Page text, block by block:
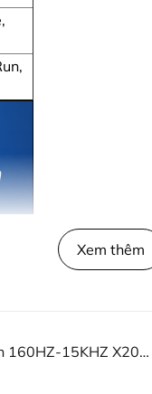
Xem thêm
160HZ-15KHZ X20